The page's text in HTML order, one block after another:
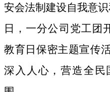
安会法制建设自我意
日，一分公司党工团
教育日保密主题宣传
深入人心，营造全